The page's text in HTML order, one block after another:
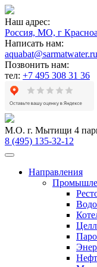
Наш адрес:
Россия, МО, г
Написать нам:
aquabat@sarmatwater.ru
Позвонить нам:
тел: +7 495 308 31 36
М.О. г. Мытищи 4
8 (495) 135-32-12
Направления